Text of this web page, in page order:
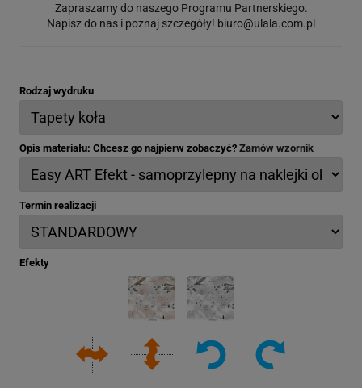
Zapraszamy do naszego Programu Partnerskiego.
Napisz do nas i poznaj szczegóły! biuro@ulala.com.pl
Rodzaj wydruku
Opis materiału: Chcesz go najpierw zobaczyć? Zamów wzornik
Termin realizacji
Efekty